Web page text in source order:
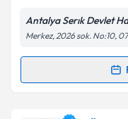
Kişisel
kapsamda
Antalya Serık Devlet
Merkez, 2026 sok. No:10,
Randevu